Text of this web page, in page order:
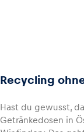
Recycling
Hast du gewusst,
Getränkedosen in